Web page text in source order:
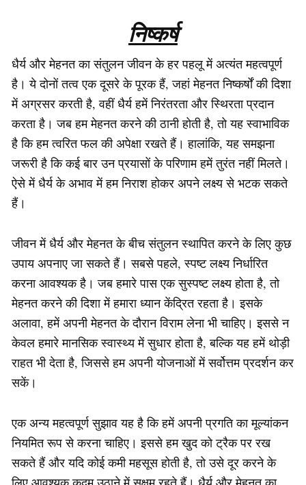
निष्कर्ष
धैर्य और मेहनत का संतुलन जीवन के हर पहलू में अत्यंत महत्वपूर्ण
है। ये दोनों तत्व एक दूसरे के पूरक हैं, जहां मेहनत निष्कर्षों की दिशा
में अग्रसर करती है, वहीं धैर्य हमें निरंतरता और स्थिरता प्रदान
करता है। जब हम मेहनत करने की ठानी होती है, तो यह स्वाभाविक
है कि हम त्वरित फल की अपेक्षा रखते हैं। हालांकि, यह समझना
जरूरी है कि कई बार उन प्रयासों के परिणाम हमें तुरंत नहीं मिलते।
ऐसे में धैर्य के अभाव में हम निराश होकर अपने लक्ष्य से भटक सकते
हैं।
जीवन में धैर्य और मेहनत के बीच संतुलन स्थापित करने के लिए कुछ
उपाय अपनाए जा सकते हैं। सबसे पहले, स्पष्ट लक्ष्य निर्धारित
करना आवश्यक है। जब हमारे पास एक सुस्पष्ट लक्ष्य होता है, तो
मेहनत करने की दिशा में हमारा ध्यान केंद्रित रहता है। इसके
अलावा, हमें अपनी मेहनत के दौरान विराम लेना भी चाहिए। इससे न
केवल हमारे मानसिक स्वास्थ्य में सुधार होता है, बल्कि यह हमें थोड़ी
राहत भी देता है, जिससे हम अपनी योजनाओं में सर्वोत्तम प्रदर्शन कर
सकें।
एक अन्य महत्वपूर्ण सुझाव यह है कि हमें अपनी प्रगति का मूल्यांकन
नियमित रूप से करना चाहिए। इससे हम खुद को ट्रैक पर रख
सकते हैं और यदि कोई कमी महसूस होती है, तो उसे दूर करने के